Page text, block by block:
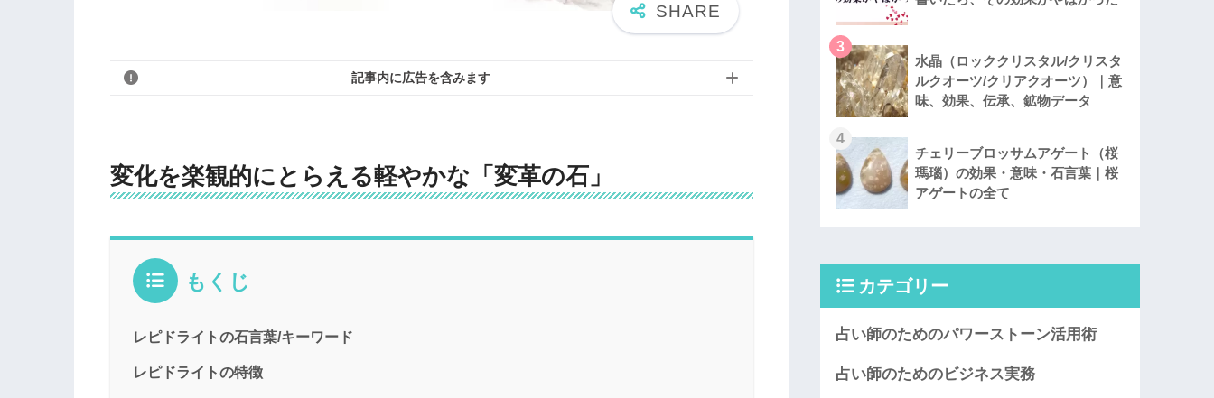
記事内に広告を含みます
変化を楽観的にとらえる軽やかな「変革の石」
もくじ
レピドライトの石言葉/キーワード
レピドライトの特徴
3
水晶（ロッククリスタル/クリスタ
ルクオーツ/クリアクオーツ）｜意
味、効果、伝承、鉱物データ
4
チェリーブロッサムアゲート（桜
瑪瑙）の効果・意味・石言葉｜桜
アゲートの全て
カテゴリー
占い師のためのパワーストーン活用術
占い師のためのビジネス実務